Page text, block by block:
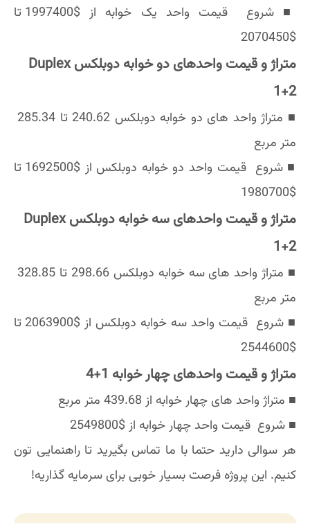
■ شروع قیمت واحد یک خوابه از $1997400 تا
$2070450
متراژ و قیمت واحدهای دو خوابه دوبلکس Duplex
1+2
متر مربع
■ شروع قیمت واحد دو خوابه دوبلکس از $1692500 تا
$1980700
متراژ و قیمت واحدهای سه خوابه دوبلکس Duplex
1+2
متر مربع
■ شروع قیمت واحد سه خوابه دوبلکس از $2063900 تا
$2544600
متراژ و قیمت واحدهای چهار خوابه 1+4
■ متراژ واحد های چهار خوابه از 439.68 متر مربع
■ شروع قیمت واحد چهار خوابه از $2549800
هر سوالی دارید حتما با ما تماس بگیرید تا راهنمایی تون
کنیم. این پروژه فرصت بسیار خوبی برای سرمایه گذاریه!